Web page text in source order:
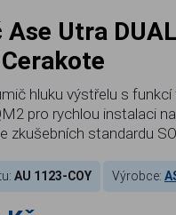
hluku výstřelu s
pro rychlou instalaci
zkušebních standardu
AU 1123-COY Výrobce: